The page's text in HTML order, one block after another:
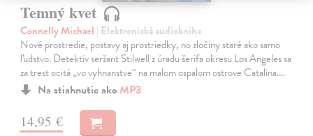
Temný kvet
Connelly Michael | Elektronická audiokniha
Nové prostredie, postavy aj prostriedky, no zločiny staré ako samo
ľudstvo. Detektív seržant Stilwell z úradu šerifa okresu Los Angeles sa
za trest ocitá „vo vyhnanstve“ na malom ospalom ostrove Catalina.…
Na stiahnutie ako MP3
14,95 €